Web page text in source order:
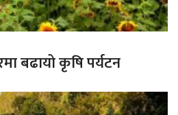
बढायो कृषि पर्यटन